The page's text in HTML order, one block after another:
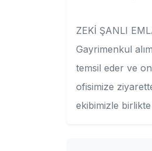
ZEKİ ŞANLI
Gayrimenkul
temsil eder ve
ofisimize
ekibimizle birlikte